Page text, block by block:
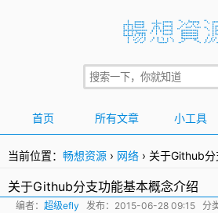
首页 所有文章 小工具
当前位置： 畅想资源 › 网络 › 关于Github
关于Github分支功能基本概念介绍
编者： 超级efly 发布： 2015-06-28 09:15 分